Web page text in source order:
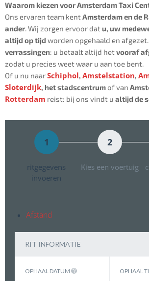
Waarom kiezen voor Amsterdam Taxi
Ons ervaren team kentAmsterdam en de
ander. Wij zorgen ervoor dat u, uw
altijd op tijd worden opgehaald en afgezet.
verrassingen: u betaalt altijd hetvooraf
zodat u precies weet waar u aan toe bent.
Of u nu naarSchiphol, Amstelstation,
Sloterdijk, het stadscentrum of van
Rotterdam reist: bij ons vindt u altijd de
1
ritgegevens
invoeren
2
Kies een voertuig
Afstand
RIT INFORMATIE
OPHAAL DATUM OPHAAL